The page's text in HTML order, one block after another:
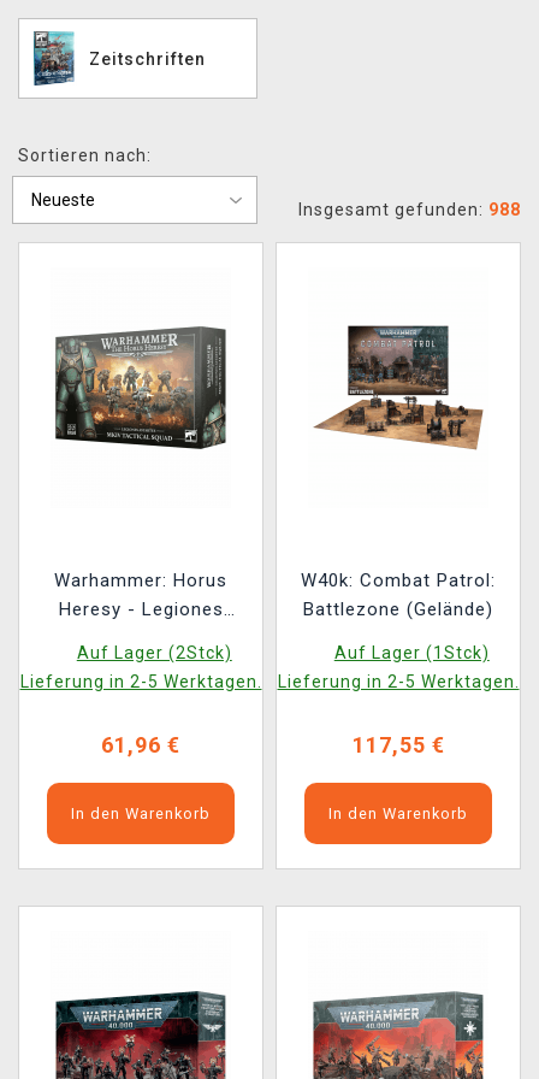
Zeitschriften
Sortieren nach:
Insgesamt gefunden: 988
Warhammer: Horus
Heresy - Legiones
Tactical Squad (20
Figuren)
Auf Lager (2Stck)
Lieferung in 2-5 Werktagen.
61,96 €
In den Warenkorb
W40k: Combat Patrol:
Battlezone (Gelände)
Auf Lager (1Stck)
Lieferung in 2-5 Werktagen.
117,55 €
In den Warenkorb